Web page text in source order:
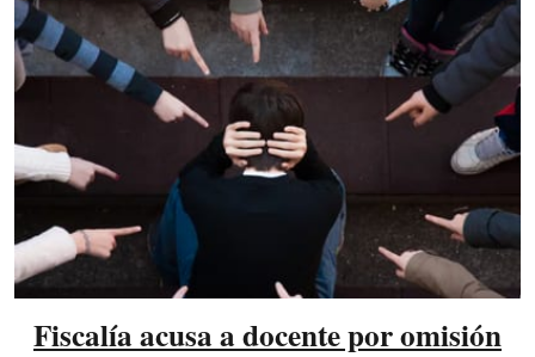
Fiscalía acusa a docente por omisión